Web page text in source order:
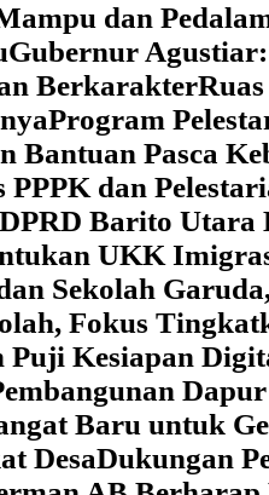
dan
‎Gubernur
Berkarakter
Program
Pasca
dan
DPRD Barito Utara
UKK
Sekolah
Fokus
Kesiapan
Baru untuk
DesaDukungan